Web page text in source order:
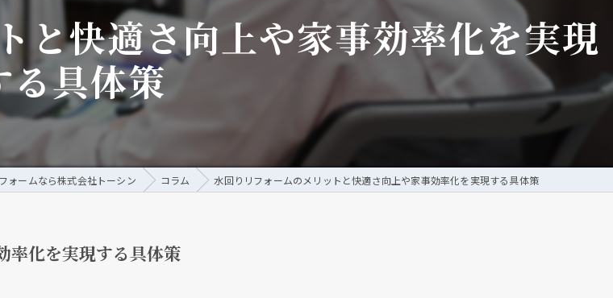
内装工事
メンテナンス
配管工事
と快適さ向上や家事効率化を実現
る具体策
ォームなら株式会社トーシン コラム 水回りリフォームのメリットと快適さ向上や家事効率化を実現する具体策
率化を実現する具体策